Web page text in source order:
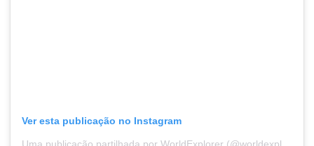
Ver esta publicação no Instagram